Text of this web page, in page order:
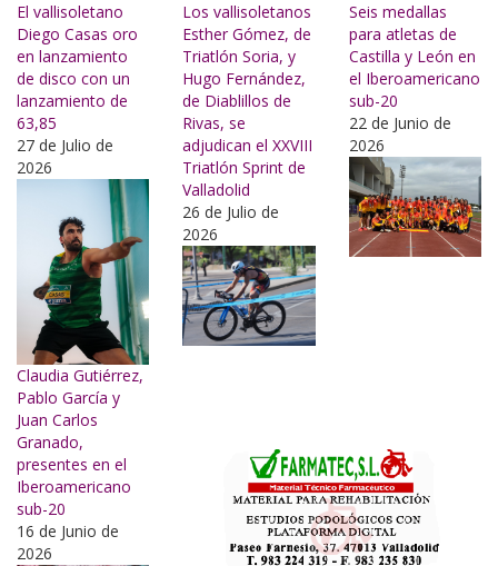
El vallisoletano
Diego Casas oro
en lanzamiento
de disco con un
lanzamiento de
63,85
27 de Julio de
2026
Los vallisoletanos
Esther Gómez, de
Triatlón Soria, y
Hugo Fernández,
de Diablillos de
Rivas, se
adjudican el XXVIII
Triatlón Sprint de
Valladolid
26 de Julio de
2026
Seis medallas
para atletas de
Castilla y León en
el Iberoamericano
sub-20
22 de Junio de
2026
Claudia Gutiérrez,
Pablo García y
Juan Carlos
Granado,
presentes en el
Iberoamericano
sub-20
16 de Junio de
2026